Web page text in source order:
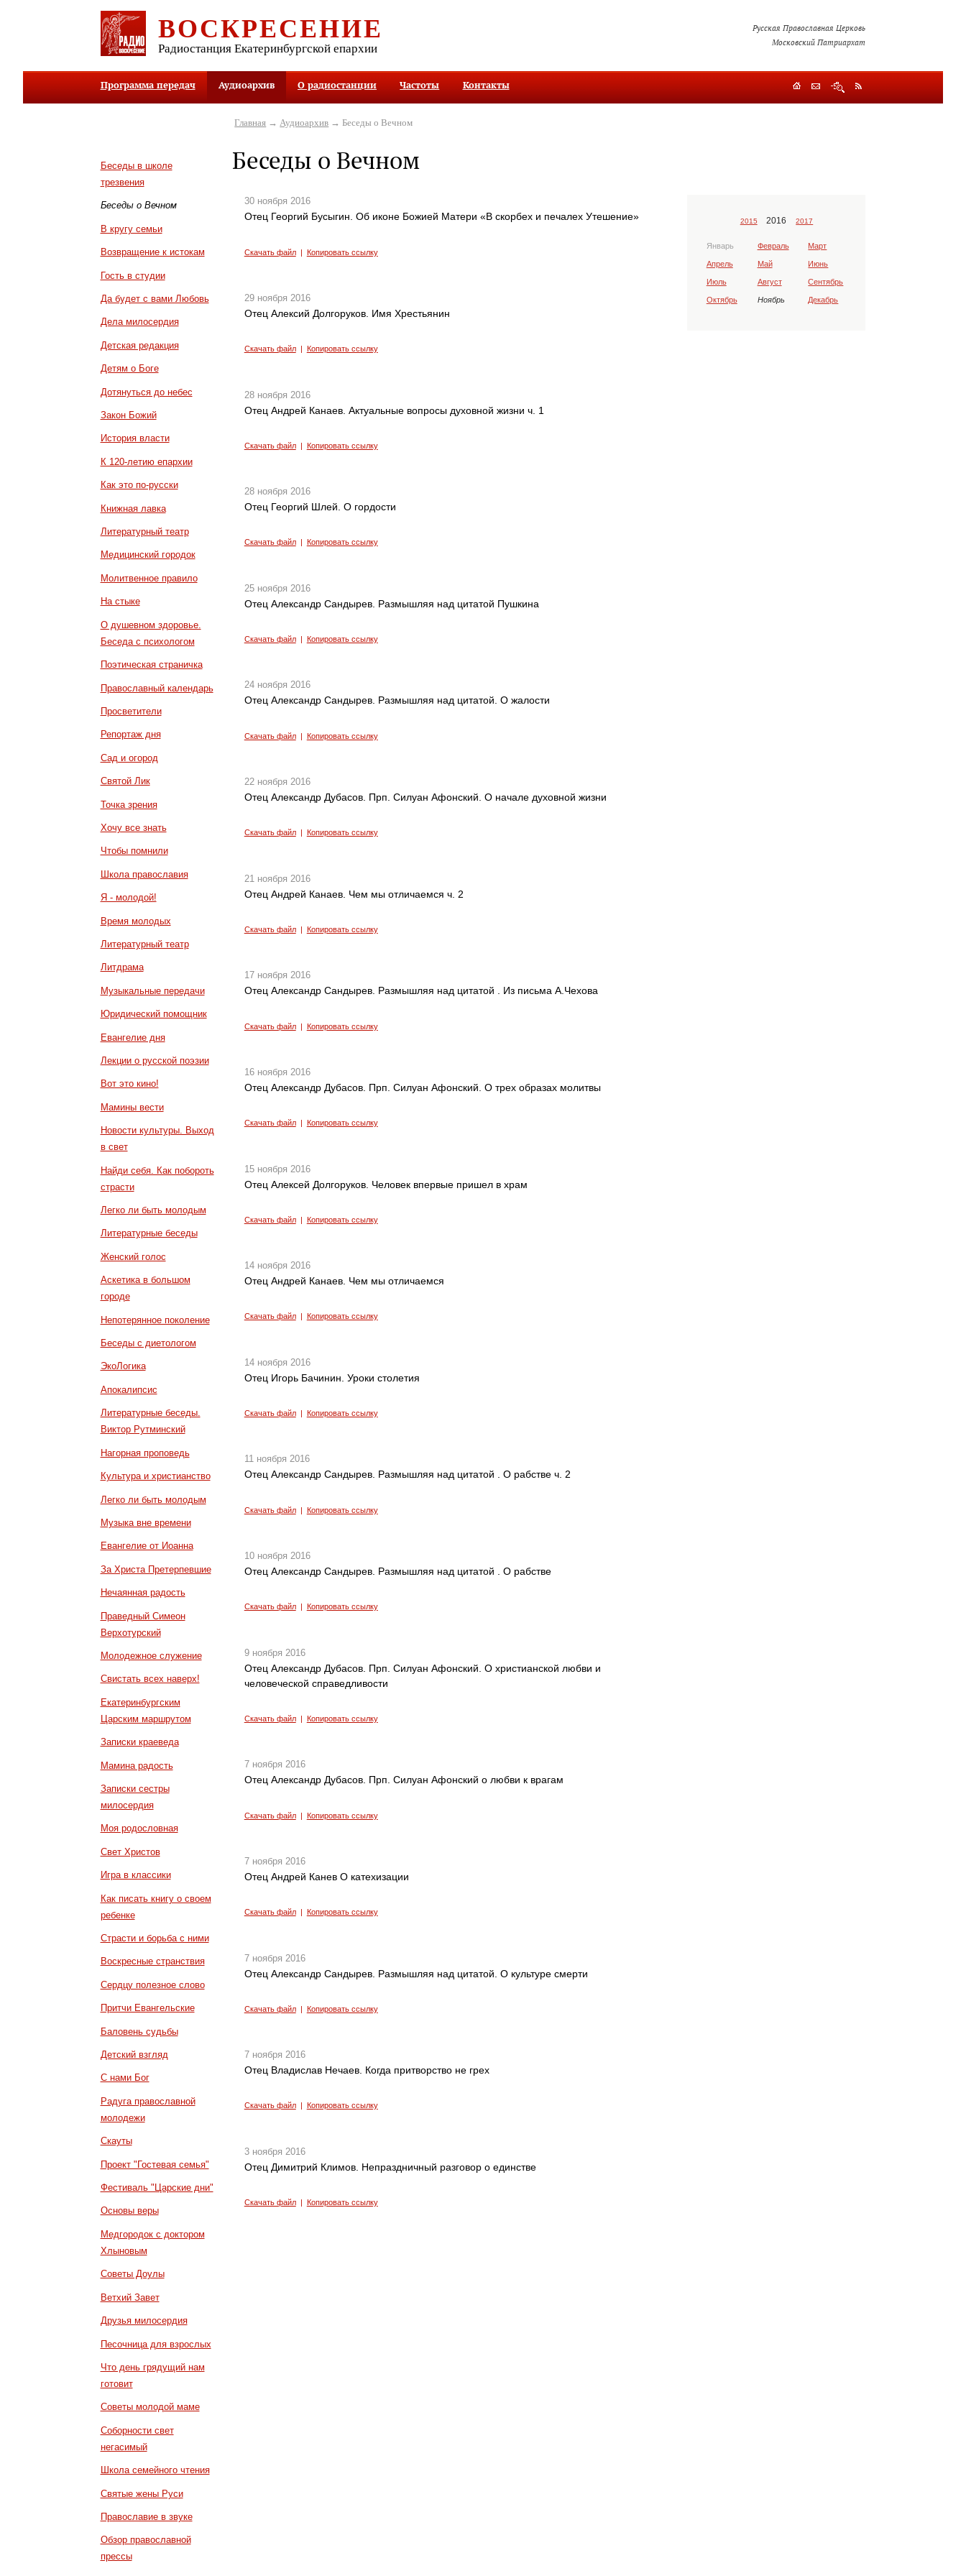
ВОСКРЕСЕНИЕ
Радиостанция Екатеринбургской епархии
Русская Православная Церковь
Московский Патриархат
Программа передач Аудиоархив О радиостанции Частоты Контакты
Беседы в школе
трезвения
Беседы о Вечном
В кругу семьи
Возвращение к истокам
Гость в студии
Да будет с вами Любовь
Дела милосердия
Детская редакция
Детям о Боге
Дотянуться до небес
Закон Божий
История власти
К 120-летию епархии
Как это по-русски
Книжная лавка
Литературный театр
Медицинский городок
Молитвенное правило
На стыке
О душевном здоровье.
Беседа с психологом
Поэтическая страничка
Православный календарь
Просветители
Репортаж дня
Сад и огород
Святой Лик
Точка зрения
Хочу все знать
Чтобы помнили
Школа православия
Я - молодой!
Время молодых
Литературный театр
Литдрама
Музыкальные передачи
Юридический помощник
Евангелие дня
Лекции о русской поэзии
Вот это кино!
Мамины вести
Новости культуры. Выход
в свет
Найди себя. Как побороть
страсти
Легко ли быть молодым
Литературные беседы
Женский голос
Аскетика в большом
городе
Непотерянное поколение
Беседы с диетологом
ЭкоЛогика
Апокалипсис
Литературные беседы.
Виктор Рутминский
Нагорная проповедь
Культура и христианство
Легко ли быть молодым
Музыка вне времени
Евангелие от Иоанна
За Христа Претерпевшие
Нечаянная радость
Праведный Симеон
Верхотурский
Молодежное служение
Свистать всех наверх!
Екатеринбургским
Царским маршрутом
Записки краеведа
Мамина радость
Записки сестры
милосердия
Моя родословная
Свет Христов
Игра в классики
Как писать книгу о своем
ребенке
Страсти и борьба с ними
Воскресные странствия
Сердцу полезное слово
Притчи Евангельские
Баловень судьбы
Детский взгляд
С нами Бог
Радуга православной
молодежи
Скауты
Проект "Гостевая семья"
Фестиваль "Царские дни"
Основы веры
Медгородок с доктором
Хлыновым
Советы Доулы
Ветхий Завет
Друзья милосердия
Песочница для взрослых
Что день грядущий нам
готовит
Советы молодой маме
Соборности свет
негасимый
Школа семейного чтения
Святые жены Руси
Православие в звуке
Обзор православной
прессы
Главная → Аудиоархив → Беседы о Вечном
Беседы о Вечном
30 ноября 2016
Отец Георгий Бусыгин. Об иконе Божией Матери «В скорбех и печалех Утешение»
Скачать файл| Копировать ссылку
29 ноября 2016
Отец Алексий Долгоруков. Имя Хрестьянин
Скачать файл| Копировать ссылку
28 ноября 2016
Отец Андрей Канаев. Актуальные вопросы духовной жизни ч. 1
Скачать файл| Копировать ссылку
28 ноября 2016
Отец Георгий Шлей. О гордости
Скачать файл| Копировать ссылку
25 ноября 2016
Отец Александр Сандырев. Размышляя над цитатой Пушкина
Скачать файл| Копировать ссылку
24 ноября 2016
Отец Александр Сандырев. Размышляя над цитатой. О жалости
Скачать файл| Копировать ссылку
22 ноября 2016
Отец Александр Дубасов. Прп. Силуан Афонский. О начале духовной жизни
Скачать файл| Копировать ссылку
21 ноября 2016
Отец Андрей Канаев. Чем мы отличаемся ч. 2
Скачать файл| Копировать ссылку
17 ноября 2016
Отец Александр Сандырев. Размышляя над цитатой . Из письма А.Чехова
Скачать файл| Копировать ссылку
16 ноября 2016
Отец Александр Дубасов. Прп. Силуан Афонский. О трех образах молитвы
Скачать файл| Копировать ссылку
15 ноября 2016
Отец Алексей Долгоруков. Человек впервые пришел в храм
Скачать файл| Копировать ссылку
14 ноября 2016
Отец Андрей Канаев. Чем мы отличаемся
Скачать файл| Копировать ссылку
14 ноября 2016
Отец Игорь Бачинин. Уроки столетия
Скачать файл| Копировать ссылку
11 ноября 2016
Отец Александр Сандырев. Размышляя над цитатой . О рабстве ч. 2
Скачать файл| Копировать ссылку
10 ноября 2016
Отец Александр Сандырев. Размышляя над цитатой . О рабстве
Скачать файл| Копировать ссылку
9 ноября 2016
Отец Александр Дубасов. Прп. Силуан Афонский. О христианской любви и
человеческой справедливости
Скачать файл| Копировать ссылку
7 ноября 2016
Отец Александр Дубасов. Прп. Силуан Афонский о любви к врагам
Скачать файл| Копировать ссылку
7 ноября 2016
Отец Андрей Канев О катехизации
Скачать файл| Копировать ссылку
7 ноября 2016
Отец Александр Сандырев. Размышляя над цитатой. О культуре смерти
Скачать файл| Копировать ссылку
7 ноября 2016
Отец Владислав Нечаев. Когда притворство не грех
Скачать файл| Копировать ссылку
3 ноября 2016
Отец Димитрий Климов. Непраздничный разговор о единстве
Скачать файл| Копировать ссылку
2015 2016 2017
Январь Февраль Март
Апрель Май Июнь
Июль Август Сентябрь
Октябрь Ноябрь Декабрь